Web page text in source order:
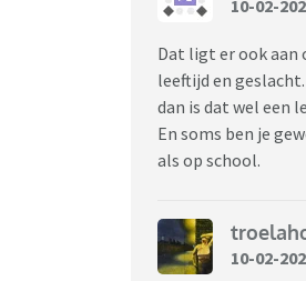
10-02-
Dat ligt er ook aan
leeftijd en
dan is dat wel een
En soms ben je
als op school.
10-02-